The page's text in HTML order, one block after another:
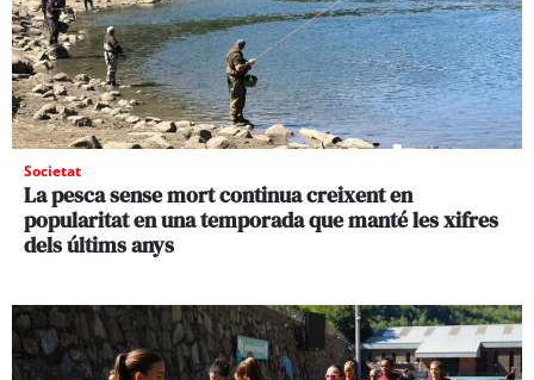
Societat
La pesca sense mort continua creixent en
popularitat en una temporada que manté les xifres
dels últims anys